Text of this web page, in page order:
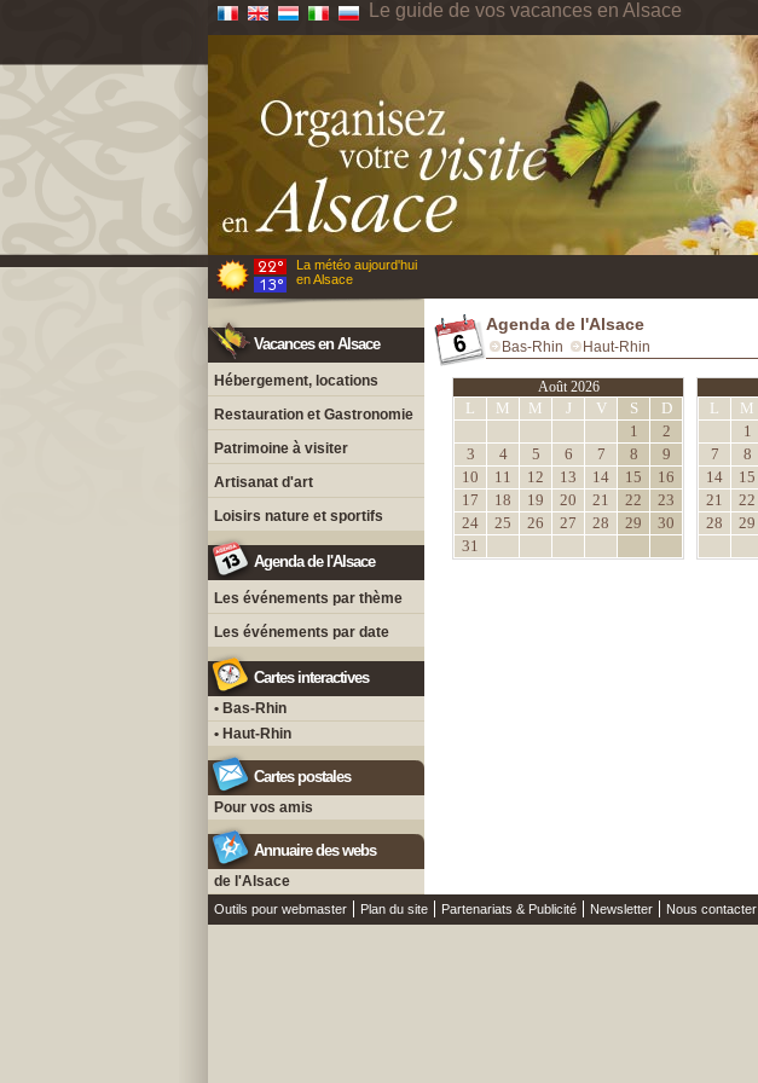
Le guide de vos vacances en Alsace
La météo aujourd'hui
en Alsace
Vacances en Alsace
Hébergement, locations
Restauration et Gastronomie
Patrimoine à visiter
Artisanat d'art
Loisirs nature et sportifs
Agenda de l'Alsace
Les événements par thème
Les événements par date
Cartes interactives
• Bas-Rhin
• Haut-Rhin
Cartes postales
Pour vos amis
Annuaire des webs
de l'Alsace
Agenda de l'Alsace
Bas-Rhin Haut-Rhin
Août 2026
L M M J V S
D
1
2
3
4 5 6 7 8
9
10
11 12 13 14 15
16
17
18 19 20 21 22
23
24
25 26 27 28 29
30
31
L M
1
7
8
14
15
21
22
28
29
Outils pour webmaster Plan du site Partenariats & Publicité Newsletter Nous contacter